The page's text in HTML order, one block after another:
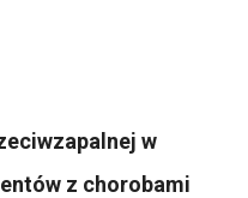
w
z chorobami